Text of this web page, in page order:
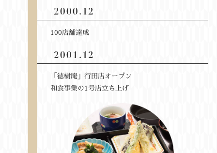
2000.12
100店舗達成
2001.12
「徳樹庵」行田店オープン
和食事業の1号店立ち上げ